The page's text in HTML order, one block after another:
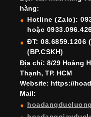
b
o
o
k
a
m
st
hàng:
Hotline (Zalo):
hoặc
ĐT: 08.6859.1206
(BP.CSKH)
Địa chỉ: 8/29 Hoàng
Thạnh, TP. HCM
Website: https://
Mail: